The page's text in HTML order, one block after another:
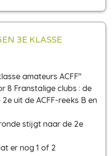
3E KLASSE
amateurs ACFF"
8 Franstalige clubs : de
uit de ACFF-reeks B en
stijgt naar de 2e
er nog 1 of 2